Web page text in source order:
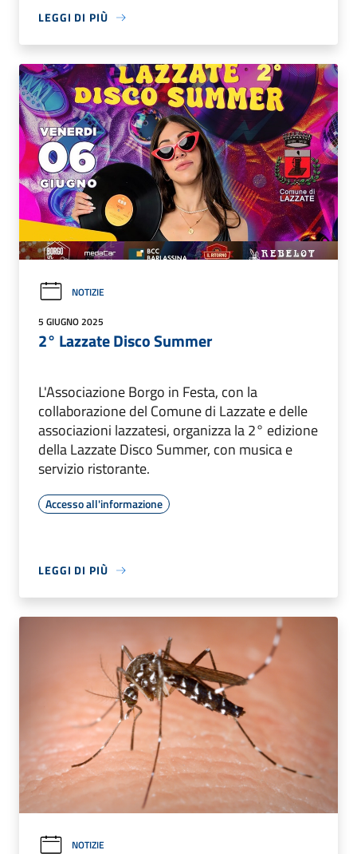
LEGGI DI PIÙ
NOTIZIE
5 GIUGNO 2025
2° Lazzate Disco Summer
L'Associazione Borgo in Festa, con la
collaborazione del Comune di Lazzate e delle
associazioni lazzatesi, organizza la 2° edizione
della Lazzate Disco Summer, con musica e
servizio ristorante.
Accesso all'informazione
LEGGI DI PIÙ
NOTIZIE